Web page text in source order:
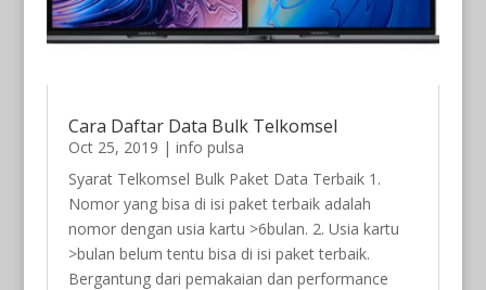
Cara Daftar Data Bulk Telkomsel
Oct 25, 2019 | info pulsa
Syarat Telkomsel Bulk Paket Data Terbaik 1.
Nomor yang bisa di isi paket terbaik adalah
nomor dengan usia kartu >6bulan. 2. Usia kartu
>bulan belum tentu bisa di isi paket terbaik.
Bergantung dari pemakaian dan performance